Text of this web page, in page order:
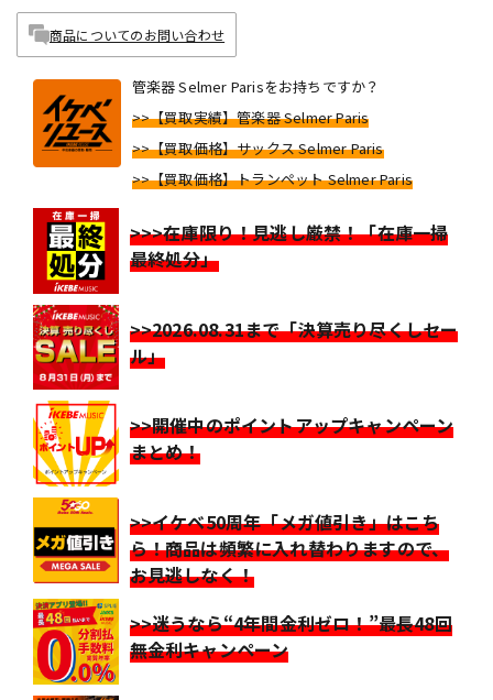
商品についてのお問い合わせ
管楽器 Selmer Parisをお持ちですか？
>>【買取実績】管楽器 Selmer Paris
>>【買取価格】サックス Selmer Paris
>>【買取価格】トランペット Selmer Paris
>>>在庫限り！見逃し厳禁！「在庫一掃
最終処分」
>>2026.08.31まで「決算売り尽くしセー
ル」
>>開催中のポイントアップキャンペーン
まとめ！
>>イケベ50周年「メガ値引き」はこち
ら！商品は頻繁に入れ替わりますので、
お見逃しなく！
>>迷うなら“4年間金利ゼロ！”最長48回
無金利キャンペーン